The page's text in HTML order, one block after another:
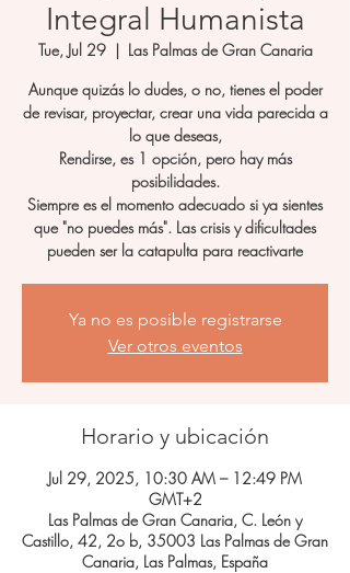
Integral Humanista
Tue, Jul 29
  |
Las Palmas de Gran Canaria
Aunque quizás lo dudes, o no, tienes el poder
de revisar, proyectar, crear una vida parecida a
lo que deseas,
Rendirse, es 1 opción, pero hay más
posibilidades.
Siempre es el momento adecuado si ya sientes
que "no puedes más". Las crisis y dificultades
pueden ser la catapulta para reactivarte
Ya no es posible registrarse
Ver otros eventos
Horario y ubicación
Jul 29, 2025, 10:30 AM – 12:49 PM
GMT+2
Las Palmas de Gran Canaria, C. León y
Castillo, 42, 2o b, 35003 Las Palmas de Gran
Canaria, Las Palmas, España